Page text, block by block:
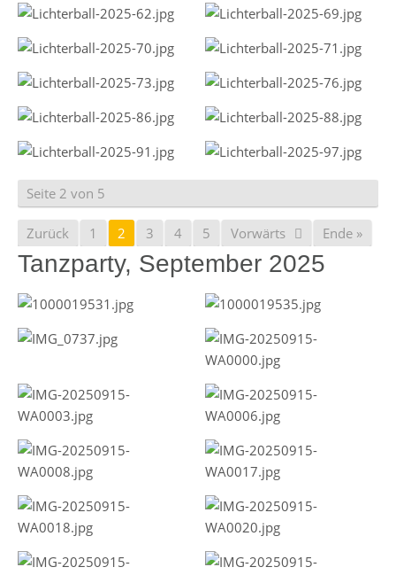
Seite 2 von 5
Zurück 1 2 3 4 5 Vorwärts Ende »
Tanzparty, September 2025